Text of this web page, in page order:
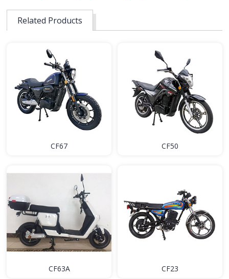
Related Products
CF67 CF50
CF63A CF23